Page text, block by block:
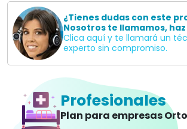
¿Tienes dudas con este
Nosotros te llamamos,
Clica aquí y te llamará un
experto sin compromiso.
Profesionales
Plan para empresas